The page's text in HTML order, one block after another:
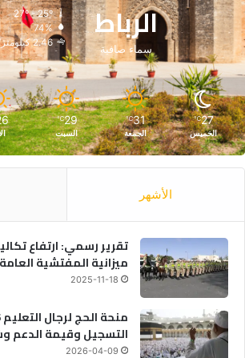
الرباط
سماء صافية
27º - 25º
74%
2.46 كيلومتر/ساعة
27
℃
الخميس
31
℃
الجمعة
29
℃
السبت
الأشهر
تقرير رسمي: ارتفاع
ميزانية المفتشية
2025-11-18
التسجيل وقيمة الدعم
2026-04-09